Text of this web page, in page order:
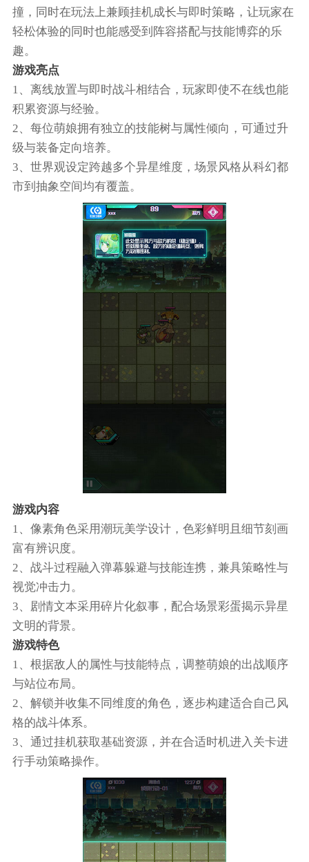
撞，同时在玩法上兼顾挂机成长与即时策略，让玩家在
轻松体验的同时也能感受到阵容搭配与技能博弈的乐
趣。
游戏亮点
1、离线放置与即时战斗相结合，玩家即使不在线也能
积累资源与经验。
2、每位萌娘拥有独立的技能树与属性倾向，可通过升
级与装备定向培养。
3、世界观设定跨越多个异星维度，场景风格从科幻都
市到抽象空间均有覆盖。
游戏内容
1、像素角色采用潮玩美学设计，色彩鲜明且细节刻画
富有辨识度。
2、战斗过程融入弹幕躲避与技能连携，兼具策略性与
视觉冲击力。
3、剧情文本采用碎片化叙事，配合场景彩蛋揭示异星
文明的背景。
游戏特色
1、根据敌人的属性与技能特点，调整萌娘的出战顺序
与站位布局。
2、解锁并收集不同维度的角色，逐步构建适合自己风
格的战斗体系。
3、通过挂机获取基础资源，并在合适时机进入关卡进
行手动策略操作。